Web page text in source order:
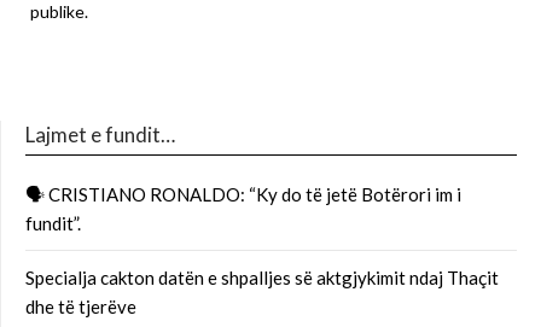
publike.
Lajmet e fundit…
🗣 CRISTIANO RONALDO: “Ky do të jetë Botërori im i
fundit”.
Specialja cakton datën e shpalljes së aktgjykimit ndaj Thaçit
dhe të tjerëve